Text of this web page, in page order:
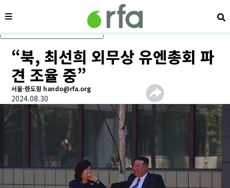
메인 콘텐츠로 건너뛰기
메뉴 검
“북, 최선희 외무상 유엔총회 파
견 조율 중”
서울-한도형 hando@rfa.org
2024.08.30